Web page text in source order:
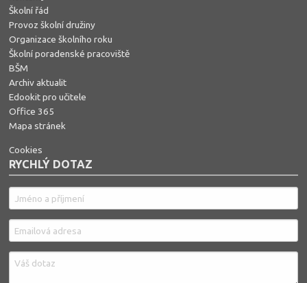
Školní řád
Provoz školní družiny
Organizace školního roku
Školní poradenské pracoviště
BŠM
Archiv aktualit
Edookit pro učitele
Office 365
Mapa stránek
Cookies
RYCHLÝ DOTAZ